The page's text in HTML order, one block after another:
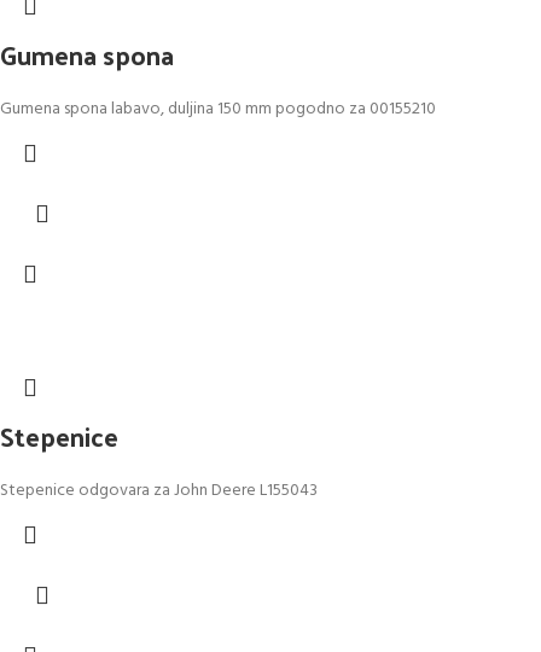
Gumena spona
Gumena spona labavo, duljina 150 mm pogodno za 00155210
Stepenice
Stepenice odgovara za John Deere L155043